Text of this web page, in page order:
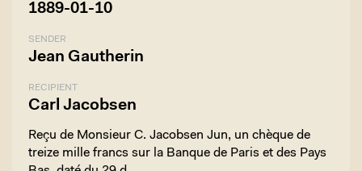
1889-01-10
SENDER
Jean Gautherin
RECIPIENT
Carl Jacobsen
Reçu de Monsieur C. Jacobsen Jun, un chèque de
treize mille francs sur la Banque de Paris et des Pays